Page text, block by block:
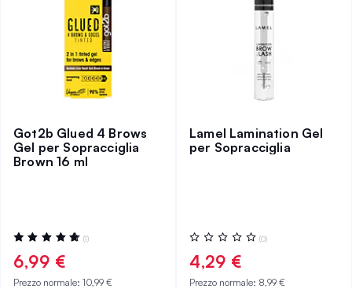
Got2b Glued 4 Brows
Gel per Sopracciglia
Brown 16 ml
Valutazione:
100%
(1)
6,99 €
Prezzo normale: 10,99 €
Lamel Lamination Gel
per Sopracciglia
Valutazione:
0%
(0)
4,29 €
Prezzo normale: 8,99 €